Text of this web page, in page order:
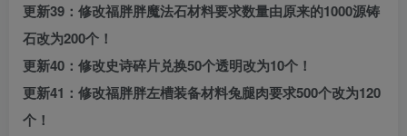
更新39：修改福胖胖魔法石材料要求数量由原来的1000源铸
石改为200个！
更新40：修改史诗碎片兑换50个透明改为10个！
更新41：修改福胖胖左槽装备材料兔腿肉要求500个改为120
个！